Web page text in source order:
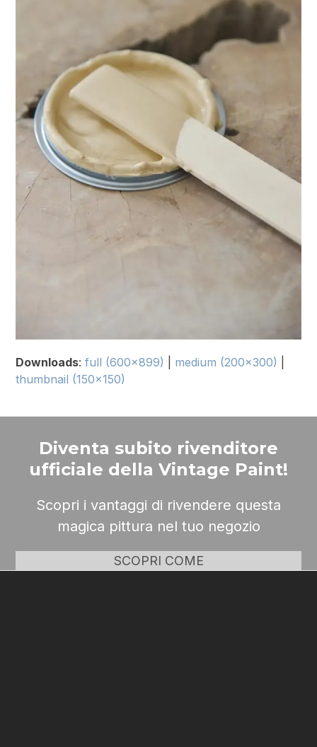
Downloads:full (600x899) medium (200x300)
thumbnail (150x150)
Diventa subito rivenditore
ufficiale della Vintage Paint!
Scopri i vantaggi di rivendere questa
magica pittura nel tuo negozio
SCOPRI COME